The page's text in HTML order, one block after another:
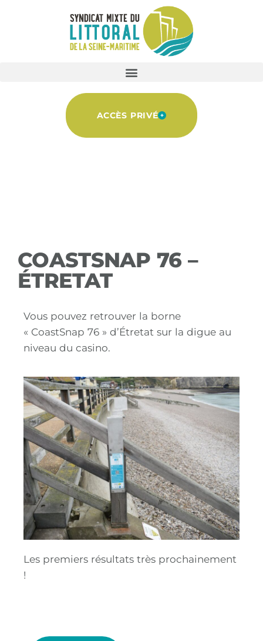
ACCÈS PRIVÉ
COASTSNAP 76 –
ÉTRETAT
Vous pouvez retrouver la borne
« CoastSnap 76 » d’Étretat sur la digue au
niveau du casino.
Les premiers résultats très prochainement
!